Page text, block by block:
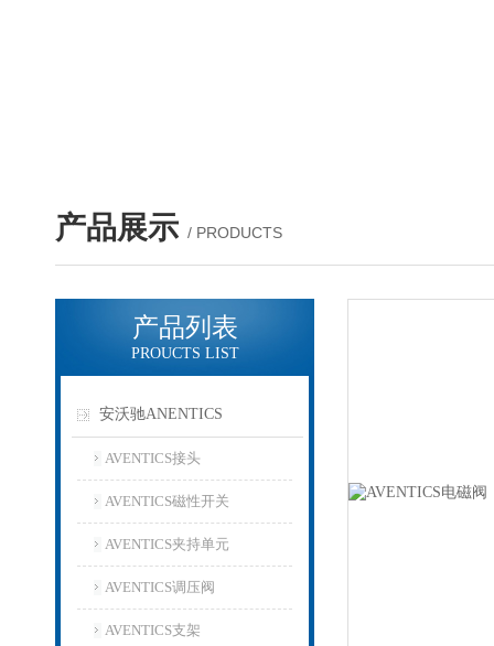
产品展示 / PRODUCTS
产品列表
PROUCTS LIST
安沃驰ANENTICS
AVENTICS接头
AVENTICS磁性开关
AVENTICS夹持单元
AVENTICS调压阀
AVENTICS支架